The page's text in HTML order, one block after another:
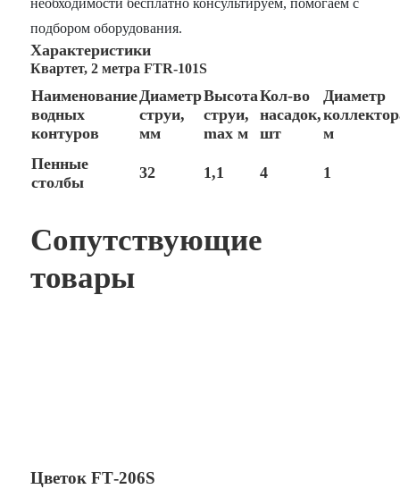
необходимости бесплатно консультируем, помогаем с
подбором оборудования.
Характеристики
Квартет, 2 метра FTR‑101S
Наименование
водных
контуров
Диаметр
струи,
мм
Высота
струи,
max м
Кол‑во
насадок,
шт
Диаметр
м
Пенные
столбы
32 1,1 4 1
Сопутствующие
товары
Цветок FT‑206S